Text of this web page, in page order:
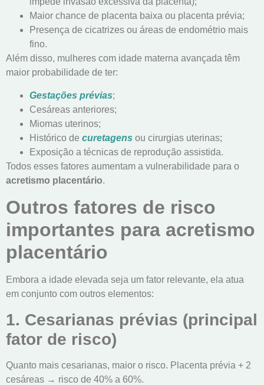
Maior chance de placenta baixa ou placenta prévia;
Presença de cicatrizes ou áreas de endométrio mais
fino.
Além disso, mulheres com idade materna avançada têm
maior probabilidade de ter:
Gestações prévias;
Cesáreas anteriores;
Miomas uterinos;
Histórico de curetagens ou cirurgias uterinas;
Exposição a técnicas de reprodução assistida.
Todos esses fatores aumentam a vulnerabilidade para o
acretismo placentário.
Outros fatores de risco
importantes para acretismo
placentário
Embora a idade elevada seja um fator relevante, ela atua
em conjunto com outros elementos:
1. Cesarianas prévias (principal
fator de risco)
Quanto mais cesarianas, maior o risco. Placenta prévia + 2
cesáreas → risco de 40% a 60%.